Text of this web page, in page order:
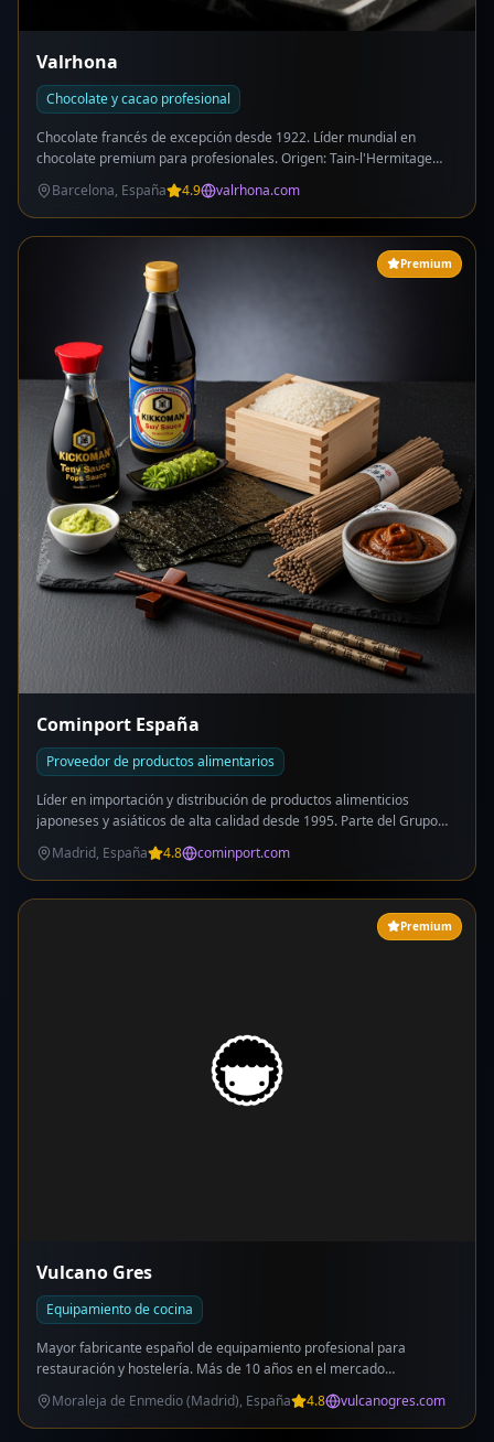
Valrhona
Chocolate y cacao profesional
Chocolate francés de excepción desde 1922. Líder mundial en
chocolate premium para profesionales. Origen: Tain-l'Hermitage
(Francia). Catálogo profesional: coberturas (Guanaja 70%, Manjari
64%, Caraibe 66%, Dulcey 35% blond, Ivoire blanco, Jivara leche),
cacao en polvo, pralinés, pastas de almendra, perlas y decoraciones.
Gama Gourmet para consumidores. Servicio MyValrhona para
clientes profesionales. Chocolate Academy y formación.
Compromiso sostenible: programa Live Long Cacao. Partner de los
mejores chefs y pasteleros del mundo. Trazabilidad total del grano a
Barcelona, España 4.9 valrhona.com
Premium
Cominport España
Proveedor de productos alimentarios
Líder en importación y distribución de productos alimenticios
japoneses y asiáticos de alta calidad desde 1995. Parte del Grupo
Takara, compañía internacional con presencia en los 5 continentes.
Importación directa de Japón, Tailandia, Taiwán, Vietnam y EEUU.
Catálogo: salsas japonesas (soja Kikkoman, teriyaki, ponzu, miso),
arroces para sushi, algas nori, wasabi, jengibre, fideos
udon/soba/ramen, tofu, edamame, gyozas, tempura, panko, vinagre
de arroz, sake para cocinar, aceite de sésamo, productos dim sum,
Málaga. Catálogo 2026 disponible. Formación y recetas para
clientes. Los mejores sabores de Japón desde 1995.
Madrid, España 4.8 cominport.com
Premium
Vulcano Gres
Equipamiento de cocina
Mayor fabricante español de equipamiento profesional para
restauración y hostelería. Más de 10 años en el mercado
internacional con +500 proyectos realizados. Especialización: hornos
de brasa, parrillas profesionales, asadores de pollos, hornos de
pizza, buffets, tandooris, espeteros, asadores de piña, cámaras de
Moraleja de Enmedio (Madrid), España 4.8 vulcanogres.com